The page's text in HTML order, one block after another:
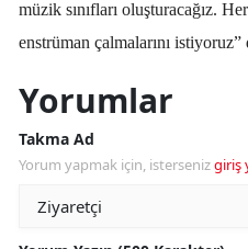
müzik sınıfları oluşturacağız.
enstrüman çalmalarını
Yorumlar
Takma Ad
Yorum yapmak için, istersenizgiriş